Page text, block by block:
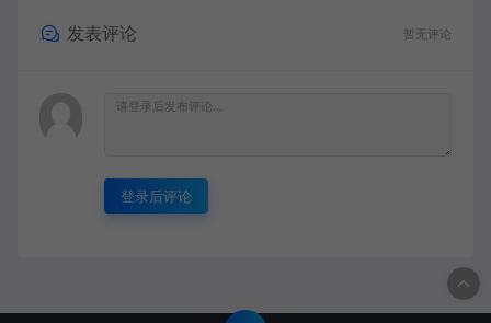
发表评论 暂无评论
登录后评论